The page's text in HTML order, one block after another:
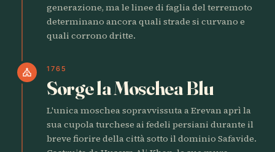
generazione, ma le linee di faglia del terremoto
determinano ancora quali strade si curvano e
quali corrono dritte.
church 1765
Sorge la Moschea Blu
L'unica moschea sopravvissuta a Erevan aprì la
sua cupola turchese ai fedeli persiani durante il
breve fiorire della città sotto il dominio Safavide.